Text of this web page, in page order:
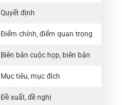
Quyết định
Điểm chính, điểm quan trọng
Biên bản cuộc họp, biên bản
Mục tiêu, mục đích
Đề xuất, đề nghị